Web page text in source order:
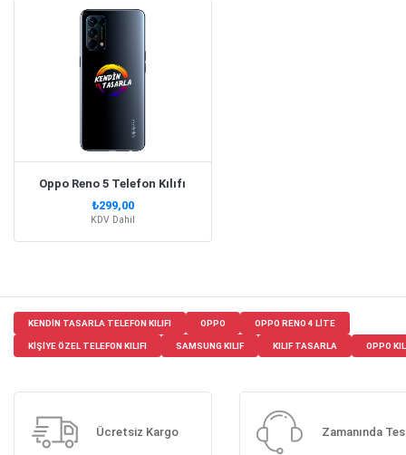
Oppo Reno 5 Telefon Kılıfı
₺299,00
KDV Dahil
KENDIN TASARLA TELEFON KILIFI OPPO OPPO RENO 4 LITE
KIŞIYE ÖZEL TELEFON KILIFI SAMSUNG KILIF KILIF TASARLA OPPO
Ücretsiz Kargo Zamanında